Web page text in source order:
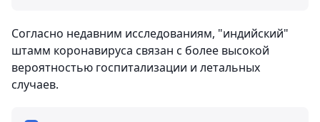
Согласно недавним исследованиям, "индийский"
штамм коронавируса связан с более высокой
вероятностью госпитализации и летальных
случаев.